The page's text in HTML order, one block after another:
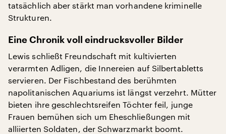
tatsächlich aber stärkt man vorhandene kriminelle
Strukturen.
Eine Chronik voll eindrucksvoller Bilder
Lewis schließt Freundschaft mit kultivierten
verarmten Adligen, die Innereien auf Silbertabletts
servieren. Der Fischbestand des berühmten
napolitanischen Aquariums ist längst verzehrt. Mütter
bieten ihre geschlechtsreifen Töchter feil, junge
Frauen bemühen sich um Eheschließungen mit
alliierten Soldaten, der Schwarzmarkt boomt.